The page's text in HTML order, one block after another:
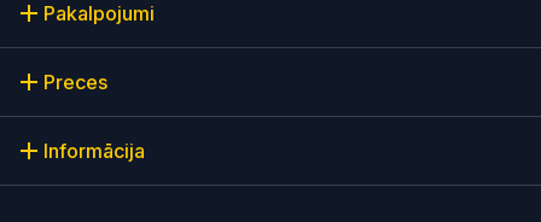
Pakalpojumi
Preces
Informācija